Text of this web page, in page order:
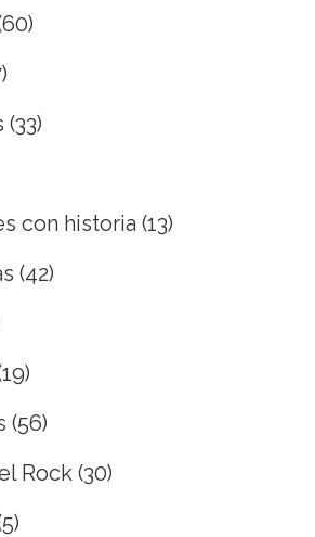
(33)
con historia (13)
(42)
(56)
Rock (30)